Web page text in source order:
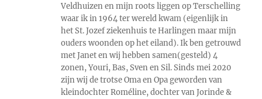
Veldhuizen en mijn roots liggen op Terschelling
waar ik in 1964 ter wereld kwam (eigenlijk in
het St. Jozef ziekenhuis te Harlingen maar mijn
ouders woonden op het eiland). Ik ben getrouwd
met Janet en wij hebben samen(gesteld) 4
zonen, Youri, Bas, Sven en Sil. Sinds mei 2020
zijn wij de trotse Oma en Opa geworden van
kleindochter Roméline, dochter van Jorinde &